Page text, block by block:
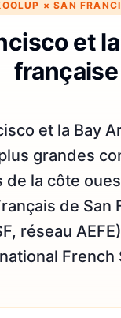
×SAN
et
française
et la Bay
grandes
de la côte
de San
réseau
French